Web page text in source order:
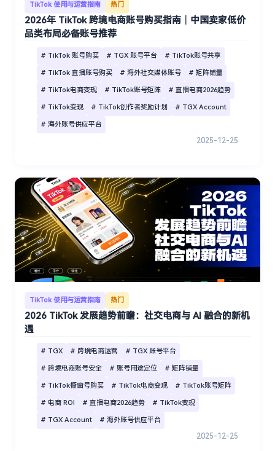
TikTok 使用与运营指南 热门
2026年 TikTok 跨境电商账号购买指南｜中国卖家低价
品类布局必备账号推荐
# TikTok 账号购买 # TGX 账号平台 # TikTok账号共享
# TikTok 直播账号购买 # 海外社交媒体账号 # 矩阵铺量
# TikTok电商变现 # TikTok账号矩阵 # 直播电商2026趋势
# TikTok变现 # TikTok创作者奖励计划 # TGX Account
# 海外账号供应平台
2025-12-25
TikTok 使用与运营指南 热门
2026 TikTok 发展趋势前瞻：社交电商与 AI 融合的新机
遇
# TGX # 跨境电商运营 # TGX 账号平台
# 跨境电商账号安全 # 账号用途定位 # 矩阵铺量
# TikTok橱窗号购买 # TikTok电商变现 # TikTok账号矩阵
# 电商 ROI # 直播电商2026趋势 # TikTok变现
# TGX Account # 海外账号供应平台
2025-12-25